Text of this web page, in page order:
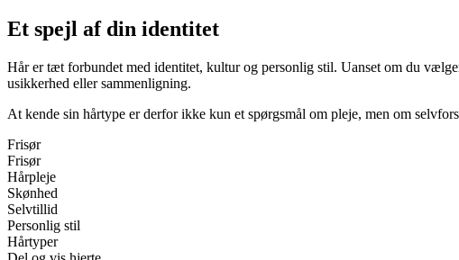
Et spejl af din identitet
Hår er tæt forbundet med identitet, kultur og personlig stil. Uanset om du
usikkerhed eller sammenligning.
At kende sin hårtype er derfor ikke kun et spørgsmål om pleje, men om
Frisør
Frisør
Hårpleje
Skønhed
Selvtillid
Personlig stil
Hårtyper